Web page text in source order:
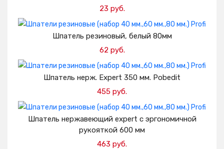
23 руб.
Добавить в корзину
Шпатель резиновый, белый 80мм
62 руб.
Добавить в корзину
Шпатель нерж. Expert 350 мм. Pobedit
455 руб.
Добавить в корзину
Шпатель нержавеющий expert с эргономичной
рукояткой 600 мм
463 руб.